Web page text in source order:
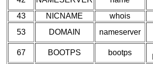
43
NICNAME whois
53
DOMAIN nameserver
67
BOOTPS bootps